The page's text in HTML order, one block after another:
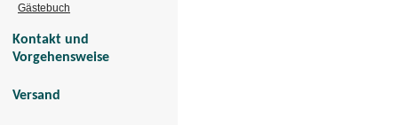
Gästebuch
Kontakt und
Vorgehensweise
Versand